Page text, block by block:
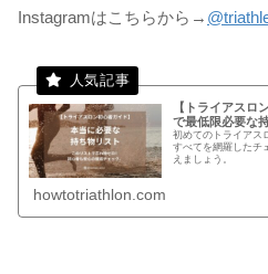
Instagramはこちらから→
【トライアスロ
で最低限必要な
初めてのトライアス
すべてを網羅したチ
えましょう。
howtotriathlon.com